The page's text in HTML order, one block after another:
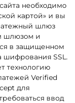
необходимо
картой» и вы
шлюз
шлюзом и
в защищенном
шифрования SSL.
технологию
Verified
для
ввод